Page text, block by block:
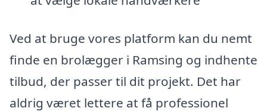
Ved at bruge vores platform kan du nemt
finde en brolægger i Ramsing og indhente
tilbud, der passer til dit projekt. Det har
aldrig været lettere at få professionel